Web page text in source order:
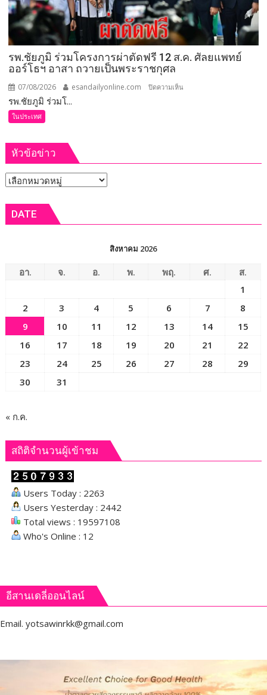
มอบ
5
สั่ง
การ
งาน
รพ.ชัยภูมิ ร่วมโครงการผ่าตัดฟรี 12 ส.ค. ศัลยแพทย์
ออร์โธฯ อาสา ถวายเป็นพระราชกุศล
07/08/2026 esandailyonline.com ปิดความเห็น
12
กุศล
รพ.ชัยภูมิ ร่วมโ...
ในประเทศ
หัวข้อข่าว
หัวข้อ
DATE
สิงหาคม 2026
อา. จ. อ. พ. พฤ. ศ.
ส.
1
2
3 4 5 6 7
8
9
10 11 12 13 14
15
16
17 18 19 20 21
22
23
24 25 26 27 28
29
30
31
« ก.ค.
สถิติจำนวนผู้เข้าชม
Users Today : 2263
Users Yesterday : 2442
Total views : 19597108
Who's Online : 12
อีสานเดลี่ออนไลน์
Email. yotsawinrkk@gmail.com